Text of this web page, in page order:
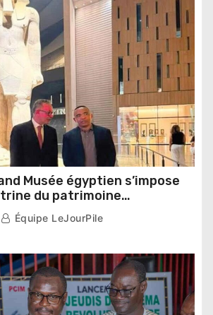
Musée égyptien s’impose
du patrimoine
des dirigeants
Équipe LeJourPile